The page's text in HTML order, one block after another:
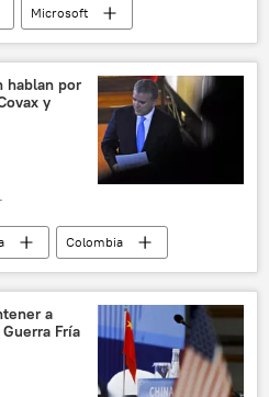
Microsoft
hablan por
y
Colombia
Duque
a
Fría